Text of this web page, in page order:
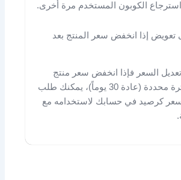
استرجاع الكوبون المستخدم مرة أخرى.
إذا انخفض سعر المنتج بعد
السعر فإذا انخفض سعر منتج
اشتريته خلال فترة محددة (عادة 30 يوماً)، يمكنك طلب
كرصيد في حسابك لاستخدامه مع